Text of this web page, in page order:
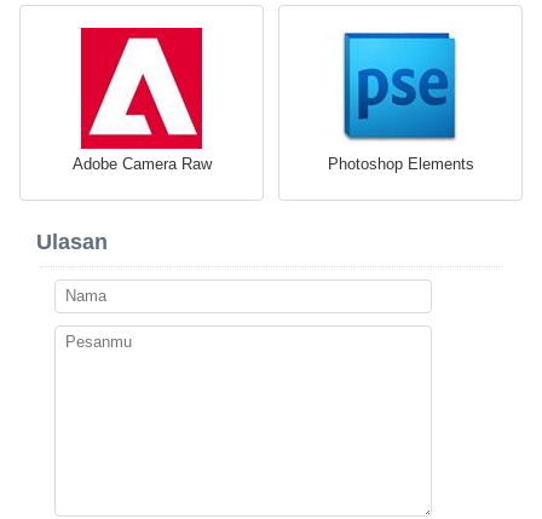
Adobe Camera Raw Photoshop Elements
Ulasan